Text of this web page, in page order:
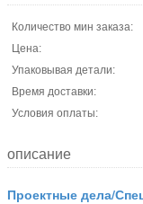
Количество мин заказа:
Цена:
Упаковывая детали:
Время доставки:
Условия оплаты:
описание
Проектные дела/